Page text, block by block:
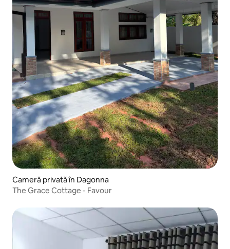
Cameră privată în Dagonna
The Grace Cottage - Favour